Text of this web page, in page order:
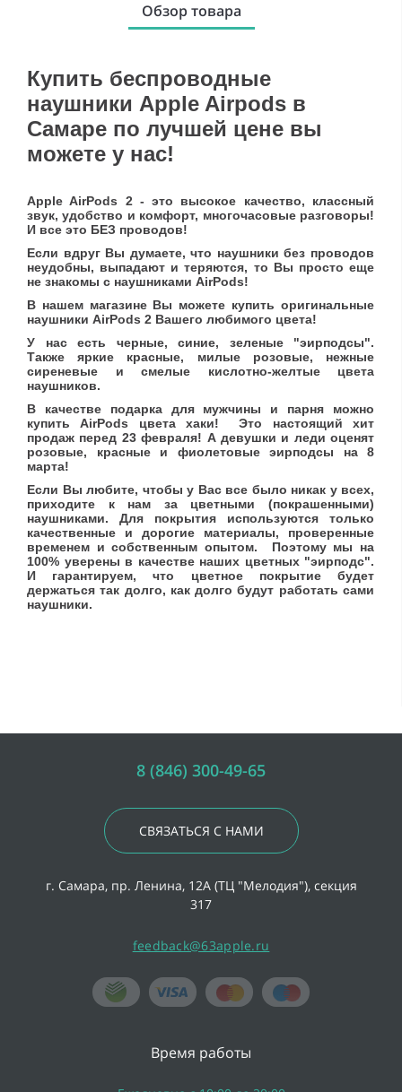
Обзор товара
Купить беспроводные
наушники Apple Airpods в
Самаре по лучшей цене вы
можете у нас!
Apple AirPods 2 - это высокое качество, классный
звук, удобство и комфорт, многочасовые разговоры!
И все это БЕЗ проводов!
Если вдруг Вы думаете, что наушники без проводов
неудобны, выпадают и теряются, то Вы просто еще
не знакомы с наушниками AirPods!
В нашем магазине Вы можете купить оригинальные
наушники AirPods 2 Вашего любимого цвета!
У нас есть черные, синие, зеленые "эирподсы".
Также яркие красные, милые розовые, нежные
сиреневые и смелые кислотно-желтые цвета
наушников.
В качестве подарка для мужчины и парня можно
купить AirPods цвета хаки! Это настоящий хит
продаж перед 23 февраля! А девушки и леди оценят
розовые, красные и фиолетовые эирподсы на 8
марта!
Если Вы любите, чтобы у Вас все было никак у всех,
приходите к нам за цветными (покрашенными)
наушниками. Для покрытия используются только
качественные и дорогие материалы, проверенные
временем и собственным опытом. Поэтому мы на
100% уверены в качестве наших цветных "эирподс".
И гарантируем, что цветное покрытие будет
держаться так долго, как долго будут работать сами
наушники.
8 (846) 300-49-65
СВЯЗАТЬСЯ С НАМИ
г. Самара, пр. Ленина, 12А (ТЦ "Мелодия"), секция
317
feedback@63apple.ru
Время работы